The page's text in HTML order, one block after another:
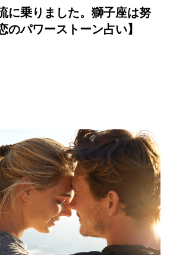
に乗りました。獅子座は努
のパワーストーン占い】